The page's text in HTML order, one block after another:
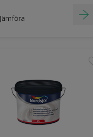
Jämföra